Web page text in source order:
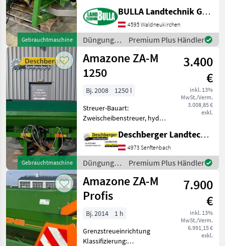
Gebrauchtmaschine
Grenzstreueinrichtung,
Streumengenverstellung
AMAZONE Düngerstreuer
ZA-M 1001 Special Easy + Bj.
2019 + 1200 Lit
BULLA Landtechnik GmbH
4595 Waldneukirchen
Düngung
und
Beregnung
/ Amazone
Premium Plus Händler
Gebrauchtmaschine
Amazone ZA-M
1250
3.400
€
inkl. 13%
MwSt./Verm.
3.008,85 €
exkl.
Bj. 2008
1250 l
Streuer-Bauart:
Zweischeibenstreuer, hydr.
Grenzstreueinrichtung,
Streumengenverstellung
Gebrauchter Düngestreuer
Amazone ZA-M 1250 - 900
Liter + 350 Lite
Deschberger Landtechnik GmbH
4973 Senftenbach
Düngung
und
Beregnung
/ Amazone
Premium Plus Händler
Amazone ZA-M
Profis
7.900
€
inkl. 13%
MwSt./Verm.
6.991,15 €
exkl.
Bj. 2014
1 h
Grenzstreueinrichtung
Klassifizierung: